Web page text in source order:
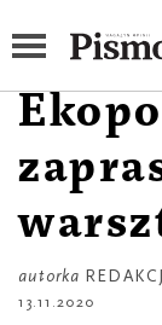
autorka
13.11.2020